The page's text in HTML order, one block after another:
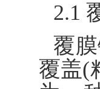
2.1
覆
覆盖(